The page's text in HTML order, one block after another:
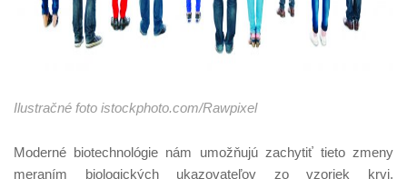
Ilustračné foto istockphoto.com/Rawpixel
Moderné biotechnológie nám umožňujú zachytiť tieto zmeny
meraním biologických ukazovateľov zo vzoriek krvi.